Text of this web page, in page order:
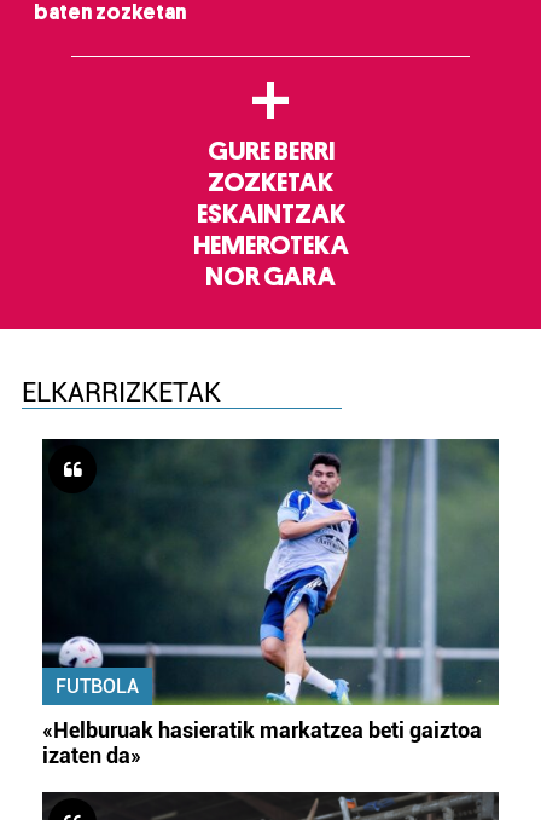
baten zozketan
+
GURE BERRI
ZOZKETAK
ESKAINTZAK
HEMEROTEKA
NOR GARA
ELKARRIZKETAK
FUTBOLA
«Helburuak hasieratik markatzea beti gaiztoa
izaten da»